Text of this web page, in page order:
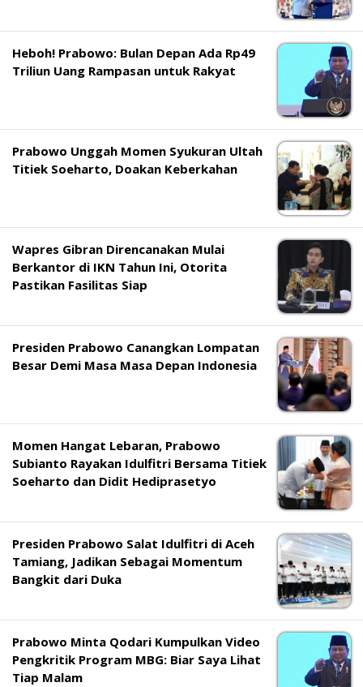
Heboh! Prabowo: Bulan Depan Ada Rp49
Triliun Uang Rampasan untuk Rakyat
Prabowo Unggah Momen Syukuran Ultah
Titiek Soeharto, Doakan Keberkahan
Wapres Gibran Direncanakan Mulai
Berkantor di IKN Tahun Ini, Otorita
Pastikan Fasilitas Siap
Presiden Prabowo Canangkan Lompatan
Besar Demi Masa Masa Depan Indonesia
Momen Hangat Lebaran, Prabowo
Subianto Rayakan Idulfitri Bersama Titiek
Soeharto dan Didit Hediprasetyo
Presiden Prabowo Salat Idulfitri di Aceh
Tamiang, Jadikan Sebagai Momentum
Bangkit dari Duka
Prabowo Minta Qodari Kumpulkan Video
Pengkritik Program MBG: Biar Saya Lihat
Tiap Malam